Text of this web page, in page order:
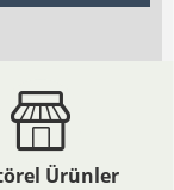
Ürünler